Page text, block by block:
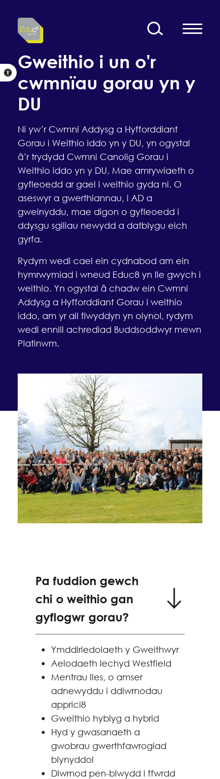
Open toolbar
Gweithio i un o'r
cwmnïau gorau yn y
DU
Ni yw’r Cwmni Addysg a Hyfforddiant
Gorau i Weithio iddo yn y DU, yn ogystal
â’r trydydd Cwmni Canolig Gorau i
Weithio iddo yn y DU. Mae amrywiaeth o
gyfleoedd ar gael i weithio gyda ni. O
aseswyr a gwerthiannau, i AD a
gweinyddu, mae digon o gyfleoedd i
ddysgu sgiliau newydd a datblygu eich
gyrfa.
Rydym wedi cael ein cydnabod am ein
hymrwymiad i wneud Educ8 yn lle gwych i
weithio. Yn ogystal â chadw ein Cwmni
Addysg a Hyfforddiant Gorau i weithio
iddo, am yr ail flwyddyn yn olynol, rydym
wedi ennill achrediad Buddsoddwyr mewn
Platinwm.
Pa fuddion gewch
chi o weithio gan
gyflogwr gorau?
Ymddiriedolaeth y Gweithwyr
Aelodaeth Iechyd Westfield
Mentrau lles, o amser
adnewyddu i ddiwrnodau
apprici8
Gweithio hyblyg a hybrid
Hyd y gwasanaeth a
gwobrau gwerthfawrogiad
blynyddol
Diwrnod pen-blwydd i ffwrdd